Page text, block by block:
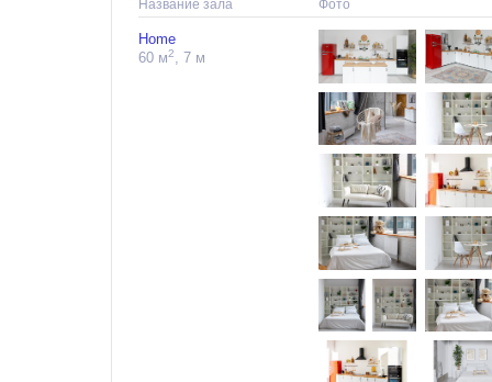
Название зала Фото
Home
60 м2, 7 м